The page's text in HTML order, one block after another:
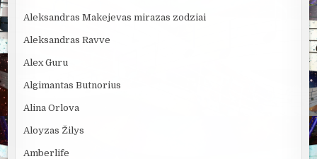
Aleksandras Makejevas mirazas zodziai
Aleksandras Ravve
Alex Guru
Algimantas Butnorius
Alina Orlova
Aloyzas Žilys
Amberlife